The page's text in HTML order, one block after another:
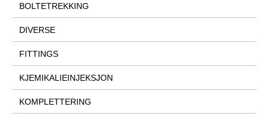
BOLTETREKKING
DIVERSE
FITTINGS
KJEMIKALIEINJEKSJON
KOMPLETTERING